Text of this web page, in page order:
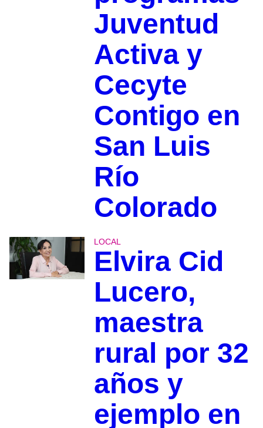
Juventud
Activa y
Cecyte
Contigo en
San Luis
Río
Colorado
LOCAL
Elvira Cid
Lucero,
maestra
rural por 32
años y
ejemplo en